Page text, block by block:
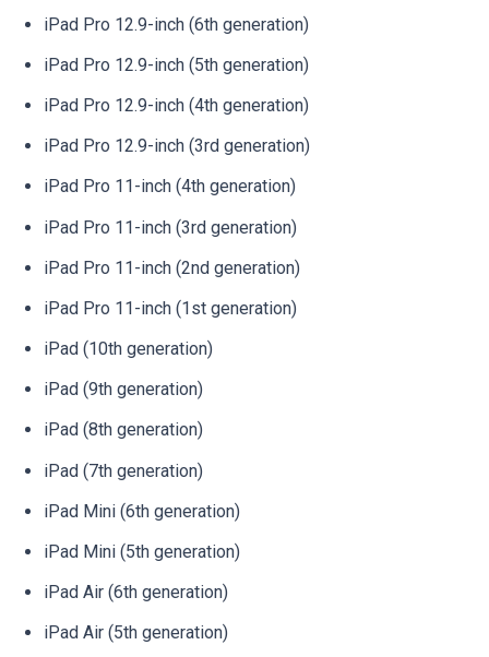
iPad Pro 12.9-inch (6th generation)
iPad Pro 12.9-inch (5th generation)
iPad Pro 12.9-inch (4th generation)
iPad Pro 12.9-inch (3rd generation)
iPad Pro 11-inch (4th generation)
iPad Pro 11-inch (3rd generation)
iPad Pro 11-inch (2nd generation)
iPad Pro 11-inch (1st generation)
iPad (10th generation)
iPad (9th generation)
iPad (8th generation)
iPad (7th generation)
iPad Mini (6th generation)
iPad Mini (5th generation)
iPad Air (6th generation)
iPad Air (5th generation)